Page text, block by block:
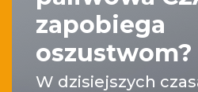
zapobiega
oszustwom?
W dzisiejszych